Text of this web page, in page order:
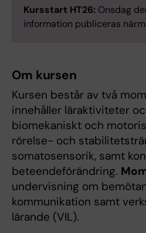
Kursstart HT26: Onsdag
information publiceras
Om kursen
Kursen består av två
innehåller läraktiviteter
biomekaniskt och
rörelse- och
somatosensorik, samt
beteendeförändring.
undervisning om
kommunikation samt
lärande (VIL).